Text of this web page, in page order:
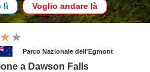
lì Voglio andare là
Parco Nazionale dell'Egmont
a Dawson Falls